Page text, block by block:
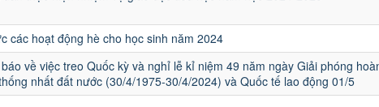
các hoạt động hè cho học sinh năm 2024
về việc treo Quốc kỳ và nghỉ lễ kỉ niệm 49 năm ngày Giải phóng
nhất đất nước (30/4/1975-30/4/2024) và Quốc tế lao động 01/5